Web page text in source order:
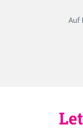
Auf